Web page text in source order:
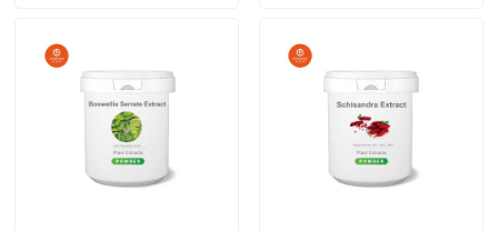
বাড়ি